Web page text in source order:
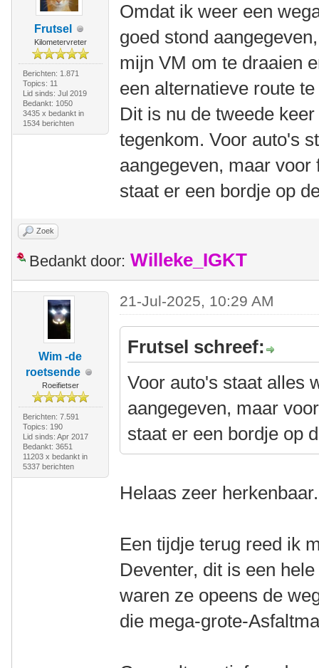
Frutsel
Kilometervreter
Berichten: 1.871
Topics: 11
Lid sinds: Jul 2019
Bedankt: 1050
3435 x bedankt in
1534 berichten
Omdat ik weer een
goed stond
mijn VM om te draaien
een alternatieve route
Dit is nu de tweede
tegenkom. Voor auto's
aangegeven, maar
staat er een bordje op
Zoek
Bedankt door: Willeke_IGKT
Wim -de
roetsende
Roeifietser
Berichten: 7.591
Topics: 190
Lid sinds: Apr 2017
Bedankt: 3651
11203 x bedankt in
5337 berichten
21-Jul-2025, 10:29 AM
Frutsel schreef:
Voor auto's staat alles
aangegeven, maar
staat er een bordje op
Helaas zeer herkenbaar.
Een tijdje terug reed ik
Deventer, dit is een
waren ze opeens de
die mega-grote-